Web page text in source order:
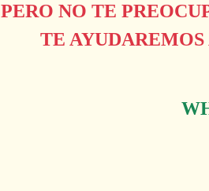
PERO NO TE
TE